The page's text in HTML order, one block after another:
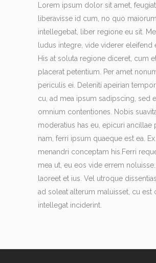
Lorem ipsum dolor sit amet,
liberavisse id cum, no quo maiorum
intellegebat, liber regione eu sit.
ludus integre, vide viderer eleifend
His at soluta regione diceret, cum
placerat petentium. Per amet
periculis ei. Deleniti apeirian
cu, ad mea ipsum sadipscing, sed
omnium contentiones. Nobis
moderatius has eu, epicuri ancillae
nam, ferri ipsum quaeque est ea.
menandri conceptam his.Ferri
mea ut, eu eos vide errem
laoreet et ius. Vel utroque
ad soleat alterum maluisset, cu est
intellegat inciderint.